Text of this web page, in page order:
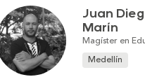
Juan
Marín
Magíster en
Medellín